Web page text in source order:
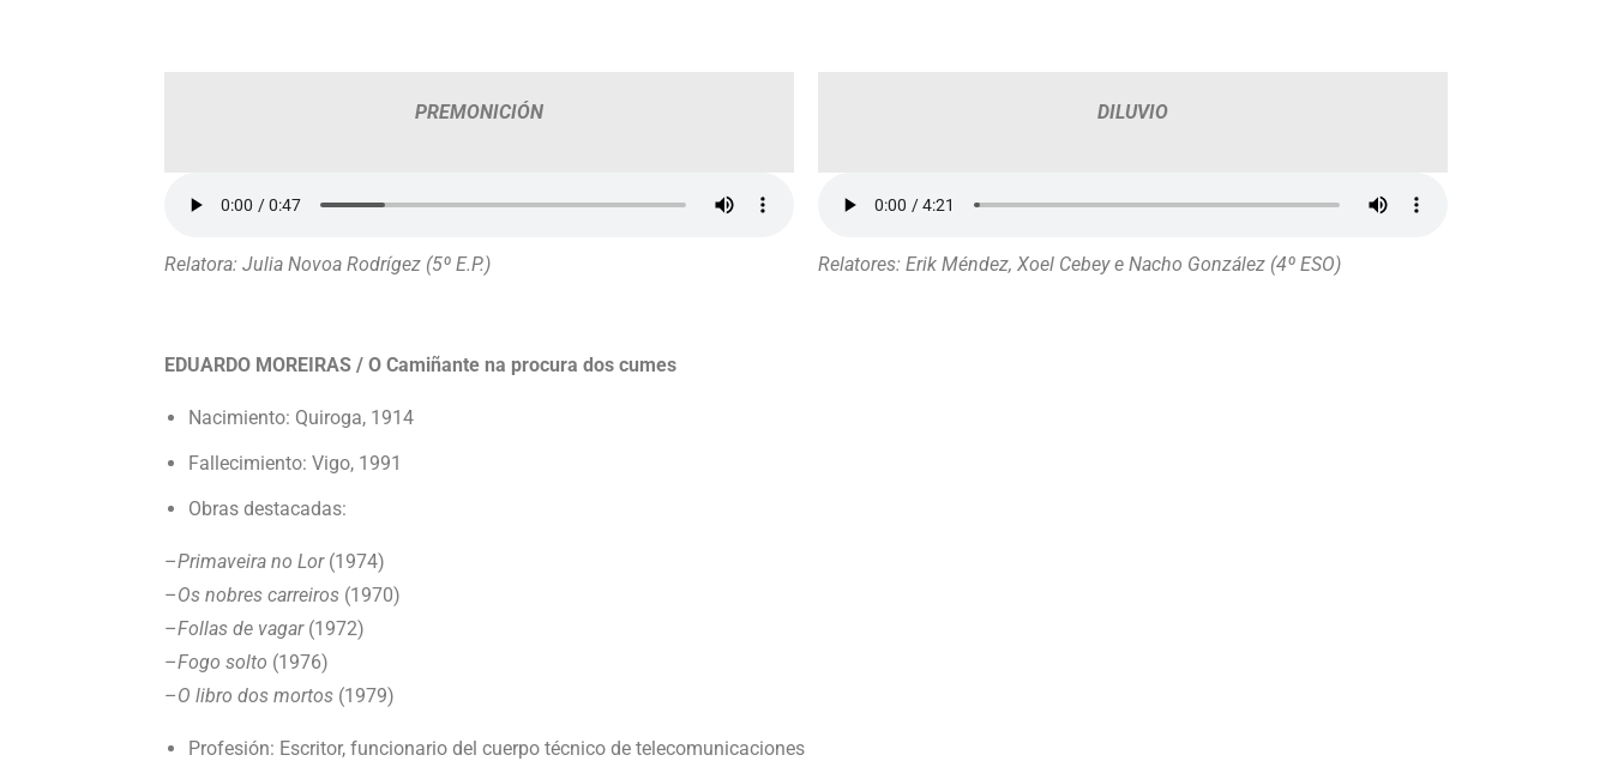
PREMONICIÓN
Relatora: Julia Novoa Rodrígez (5º E.P.)
DILUVIO
Relatores: Erik Méndez, Xoel Cebey e Nacho González (4º ESO)
EDUARDO MOREIRAS / O Camiñante na procura dos cumes
Nacimiento: Quiroga, 1914
Fallecimiento: Vigo, 1991
Obras destacadas:
–Primaveira no Lor(1974)
–Os nobres carreiros (1970)
–Follas de vagar(1972)
–Fogo solto (1976)
–O libro dos mortos (1979)
Profesión: Escritor, funcionario del cuerpo técnico de telecomunicaciones